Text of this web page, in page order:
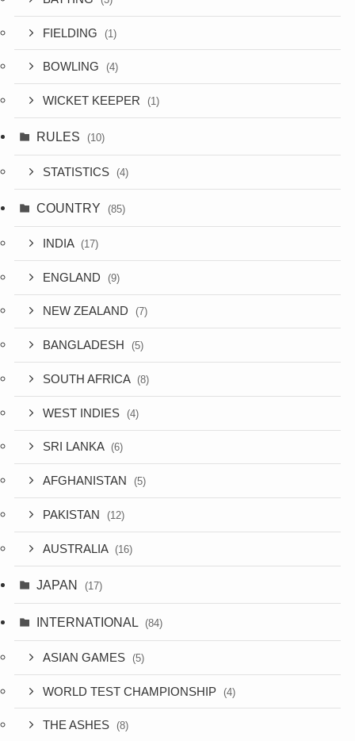
FIELDING (1)
BOWLING (4)
WICKET KEEPER (1)
RULES (10)
STATISTICS (4)
COUNTRY (85)
INDIA (17)
ENGLAND (9)
NEW ZEALAND (7)
BANGLADESH (5)
SOUTH AFRICA (8)
WEST INDIES (4)
SRI LANKA (6)
AFGHANISTAN (5)
PAKISTAN (12)
AUSTRALIA (16)
JAPAN (17)
INTERNATIONAL (84)
ASIAN GAMES (5)
WORLD TEST CHAMPIONSHIP (4)
THE ASHES (8)